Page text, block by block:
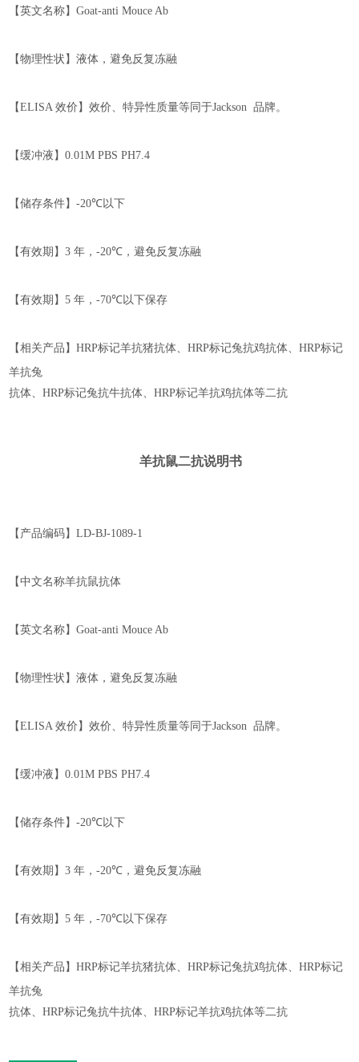
【英文名称】Goat-anti Mouce Ab
【物理性状】液体，避免反复冻融
【ELISA效价】效价、特异性质量等同于Jackson品牌。
【缓冲液】0.01M PBS PH7.4
【储存条件】-20℃以下
【有效期】3年，-20℃ ，避免反复冻融
【有效期】5年，-70℃以下保存
【相关产品】HRP标记羊抗猪抗体、HRP标记兔抗鸡抗体、HRP标记
羊抗兔
抗体、HRP标记兔抗牛抗体、HRP标记羊抗鸡抗体等二抗
羊抗鼠二抗说明书
【产品编码】LD-BJ-1089-1
【中文名称羊抗鼠抗体
【英文名称】Goat-anti Mouce Ab
【物理性状】液体，避免反复冻融
【ELISA效价】效价、特异性质量等同于Jackson品牌。
【缓冲液】0.01M PBS PH7.4
【储存条件】-20℃以下
【有效期】3年，-20℃ ，避免反复冻融
【有效期】5年，-70℃以下保存
【相关产品】HRP标记羊抗猪抗体、HRP标记兔抗鸡抗体、HRP标记
羊抗兔
抗体、HRP标记兔抗牛抗体、HRP标记羊抗鸡抗体等二抗